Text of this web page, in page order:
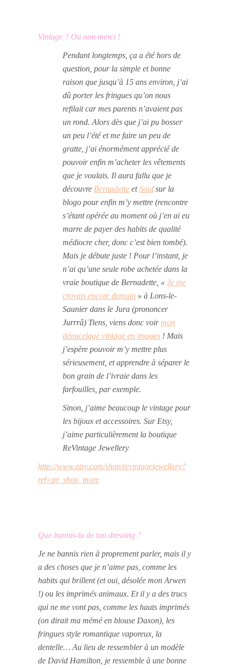
Vintage ? Ou non merci !
Pendant longtemps, ça a été hors de
question, pour la simple et bonne
raison que jusqu’à 15 ans environ, j’ai
dû porter les fringues qu’on nous
refilait car mes parents n’avaient pas
un rond. Alors dès que j’ai pu bosser
un peu l’été et me faire un peu de
gratte, j’ai énormément apprécié de
pouvoir enfin m’acheter les vêtements
que je voulais. Il aura fallu que je
découvre Bernadette etSoufsur la
blogo pour enfin m’y mettre (rencontre
s’étant opérée au moment où j’en ai eu
marre de payer des habits de qualité
médiocre cher, donc c’est bien tombé).
Mais je débute juste ! Pour l’instant, je
n’ai qu’une seule robe achetée dans la
vraie boutique de Bernadette, « Je me
croyais encore demain » à Lons-le-
Saunier dans le Jura (prononcer
Jurrrâ) Tiens, viens donc voir mon
dépucelage vintage en images ! Mais
j’espère pouvoir m’y mettre plus
sérieusement, et apprendre à séparer le
bon grain de l’ivraie dans les
farfouilles, par exemple.
Sinon, j’aime beaucoup le vintage pour
les bijoux et accessoires. Sur Etsy,
j’aime particulièrement la boutique
ReVintage Jewellery
http://www.etsy.com/shop/revintagejewellery?
ref=pr_shop_more
Que bannis-tu de ton dressing ?
Je ne bannis rien à proprement parler, mais il y
a des choses que je n’aime pas, comme les
habits qui brillent (et oui, désolée mon Arwen
!) ou les imprimés animaux. Et il y a des trucs
qui ne me vont pas, comme les hauts imprimés
(on dirait ma mémé en blouse Daxon), les
fringues style romantique vaporeux, la
dentelle… Au lieu de ressembler à un modèle
de David Hamilton, je ressemble à une bonne